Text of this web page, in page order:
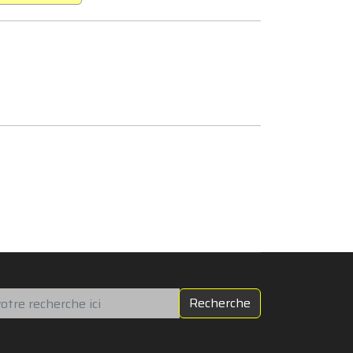
Recherche